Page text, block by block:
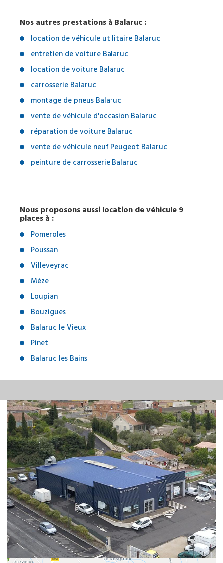
Nos autres prestations à Balaruc :
location de véhicule utilitaire Balaruc
entretien de voiture Balaruc
location de voiture Balaruc
carrosserie Balaruc
montage de pneus Balaruc
vente de véhicule d'occasion Balaruc
réparation de voiture Balaruc
vente de véhicule neuf Peugeot Balaruc
peinture de carrosserie Balaruc
Nous proposons aussi location de véhicule 9
places à :
Pomeroles
Poussan
Villeveyrac
Mèze
Loupian
Bouzigues
Balaruc le Vieux
Pinet
Balaruc les Bains